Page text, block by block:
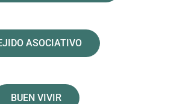
ASOCIATIVO
BUEN VIVIR